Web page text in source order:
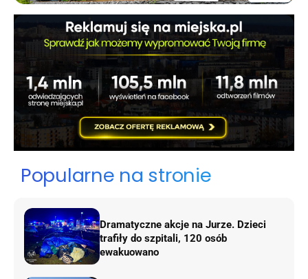
Popularne na stronie
Dramatyczne akcje na Jurze. Dzieci
trafiły do szpitali, 120 osób
ewakuowano